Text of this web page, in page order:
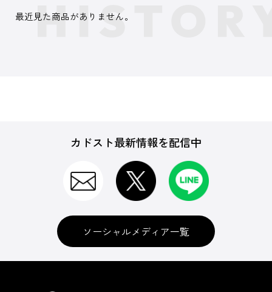
最近見た商品がありません。
カドスト最新情報を配信中
ソーシャルメディア一覧